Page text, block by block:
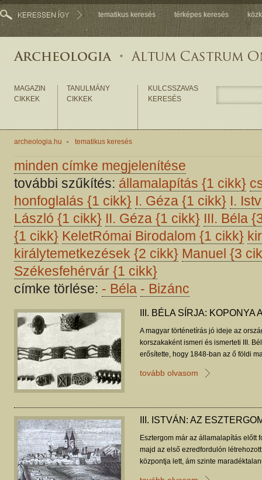
tematikus keresés térképes keresés
MAGAZIN
CIKKEK
TANULMÁNY
CIKKEK
KULCSSZAVAS
KERESÉS
archeologia.hu tematikus keresés
minden címke megjelenítése
további szűkítés: államalapítás {1 cikk}
honfoglalás {1 cikk} I. Géza {1 cikk} I.
László {1 cikk} II. Géza {1 cikk} III. Béla
{1 cikk} KeletRómai Birodalom {1 cikk}
királytemetkezések {2 cikk} Manuel {3
Székesfehérvár {1 cikk}
címke törlése: - Béla - Bizánc
III. BÉLA SÍRJA:
A magyar történetírás jó ideje az
korszakaként ismeri és ismerteti III.
erősítette, hogy 1848-ban az ő földi
meglévő tisztelet is megkövetelte,
tovább olvasom
III. ISTVÁN: AZ
Esztergom már az államalapítás előtt
majd az első ezredfordulón
központja lett, ám szinte